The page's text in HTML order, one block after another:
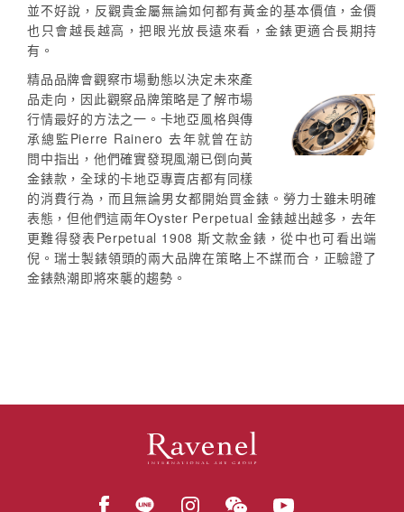
並不好說，反觀貴金屬無論如何都有黃金的基本價值，金價
也只會越長越高，把眼光放長遠來看，金錶更適合長期持
有。
精品品牌會觀察市場動態以決定未來產
品走向，因此觀察品牌策略是了解市場
行情最好的方法之一。卡地亞風格與傳
承總監Pierre Rainero 去年就曾在訪
問中指出，他們確實發現風潮已倒向黃
金錶款，全球的卡地亞專賣店都有同樣
的消費行為，而且無論男女都開始買金錶。勞力士雖未明確
表態，但他們這兩年Oyster Perpetual 金錶越出越多，去年
更難得發表Perpetual 1908 斯文款金錶，從中也可看出端
倪。瑞士製錶領頭的兩大品牌在策略上不謀而合，正驗證了
金錶熱潮即將來襲的趨勢。